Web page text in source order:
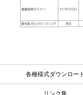
各種様式ダウンロー
リンク集